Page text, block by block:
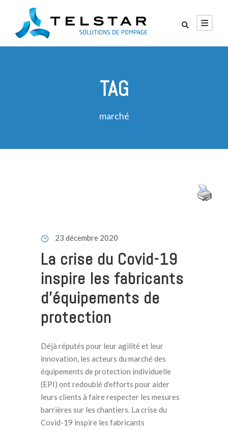
TAG
marché
23 décembre 2020
La crise du Covid-19
inspire les fabricants
d’équipements de
protection
Déjà réputés pour leur agilité et leur
innovation, les acteurs du marché des
équipements de protection individuelle
(EPI) ont redoublé d’efforts pour aider
leurs clients à faire respecter les mesures
barrières sur les chantiers. La crise du
Covid-19 inspire les fabricants